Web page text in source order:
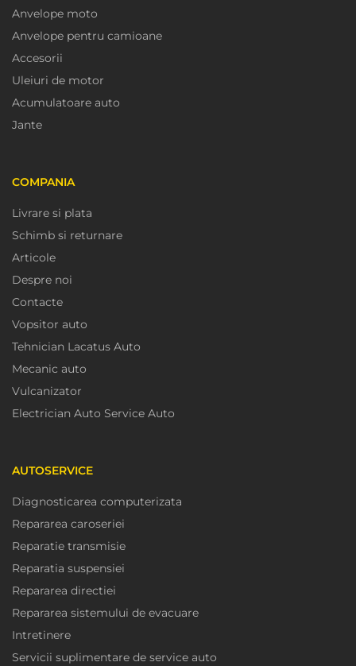
Anvelope moto
Anvelope pentru camioane
Accesorii
Uleiuri de motor
Acumulatoare auto
Jante
COMPANIA
Livrare si plata
Schimb si returnare
Articole
Despre noi
Contacte
Vopsitor auto
Tehnician Lacatus Auto
Mecanic auto
Vulcanizator
Electrician Auto Service Auto
AUTOSERVICE
Diagnosticarea computerizata
Repararea caroseriei
Reparatie transmisie
Reparatia suspensiei
Repararea directiei
Repararea sistemului de evacuare
Intretinere
Servicii suplimentare de service auto